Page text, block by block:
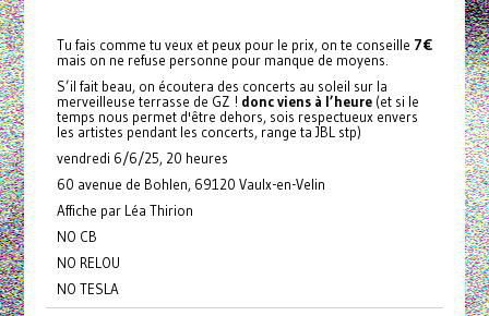
Tu fais comme tu veux et peux pour le prix, on te conseille 7€
mais on ne refuse personne pour manque de moyens.
S’il fait beau, on écoutera des concerts au soleil sur la
merveilleuse terrasse de GZ ! donc viens à l’heure (et si le
temps nous permet d'être dehors, sois respectueux envers
les artistes pendant les concerts, range ta JBL stp)
vendredi 6/6/25, 20 heures
60 avenue de Bohlen, 69120 Vaulx-en-Velin
Affiche par Léa Thirion
NO CB
NO RELOU
NO TESLA